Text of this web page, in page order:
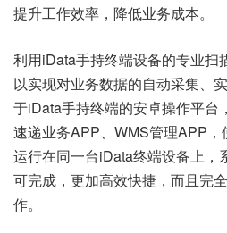
提升工作效率，降低业务成本。
利用iData手持终端设备的专业扫
以实现对业务数据的自动采集、
于iData手持终端的安卓操作平台
速递业务APP、WMS管理APP
运行在同一台iData终端设备上，
可完成，更加高效快捷，而且完
作。